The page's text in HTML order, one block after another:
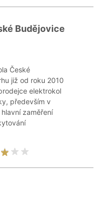
Budějovice
České
již od roku 2010
elektrokol
především v
zaměření